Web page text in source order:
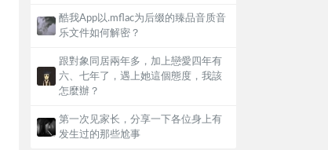
酷我App以.mflac为后缀的臻品音质音
乐文件如何解密？
跟對象同居兩年多，加上戀愛四年有
六、七年了，遇上她這個態度，我該
怎麼辦？
第一次见家长，分享一下各位身上有
发生过的那些尬事